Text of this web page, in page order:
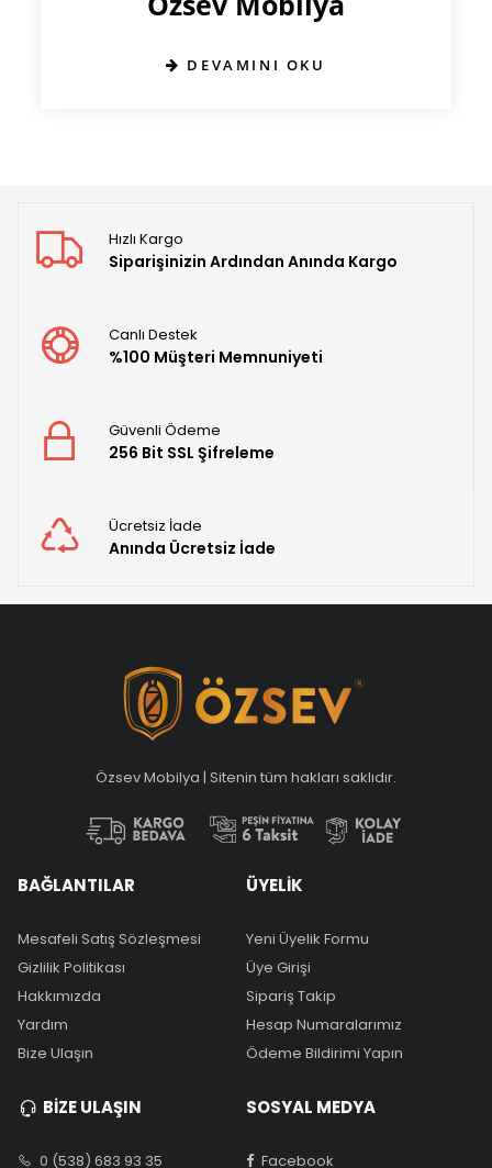
DEVAMINI OKU
Hızlı Kargo
Siparişinizin Ardından Anında Kargo
Canlı Destek
%100 Müşteri Memnuniyeti
Güvenli Ödeme
256 Bit SSL Şifreleme
Ücretsiz İade
Anında Ücretsiz İade
Özsev Mobilya | Sitenin tüm hakları saklıdır.
BAĞLANTILAR
Mesafeli Satış Sözleşmesi
Gizlilik Politikası
Hakkımızda
Yardım
Bize Ulaşın
ÜYELİK
Yeni Üyelik Formu
Üye Girişi
Sipariş Takip
Hesap Numaralarımız
Ödeme Bildirimi Yapın
BİZE ULAŞIN
0 (538) 683 93 35
SOSYAL MEDYA
Facebook